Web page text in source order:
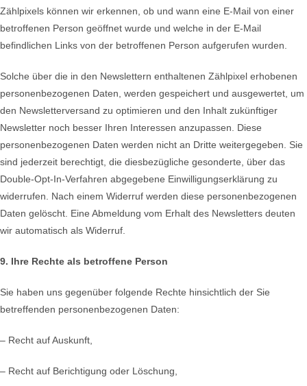
Zählpixels können wir erkennen, ob und wann eine E-Mail von einer
betroffenen Person geöffnet wurde und welche in der E-Mail
befindlichen Links von der betroffenen Person aufgerufen wurden.
Solche über die in den Newslettern enthaltenen Zählpixel erhobenen
personenbezogenen Daten, werden gespeichert und ausgewertet, um
den Newsletterversand zu optimieren und den Inhalt zukünftiger
Newsletter noch besser Ihren Interessen anzupassen. Diese
personenbezogenen Daten werden nicht an Dritte weitergegeben. Sie
sind jederzeit berechtigt, die diesbezügliche gesonderte, über das
Double-Opt-In-Verfahren abgegebene Einwilligungserklärung zu
widerrufen. Nach einem Widerruf werden diese personenbezogenen
Daten gelöscht. Eine Abmeldung vom Erhalt des Newsletters deuten
wir automatisch als Widerruf.
9. Ihre Rechte als betroffene Person
Sie haben uns gegenüber folgende Rechte hinsichtlich der Sie
betreffenden personenbezogenen Daten:
– Recht auf Auskunft,
– Recht auf Berichtigung oder Löschung,